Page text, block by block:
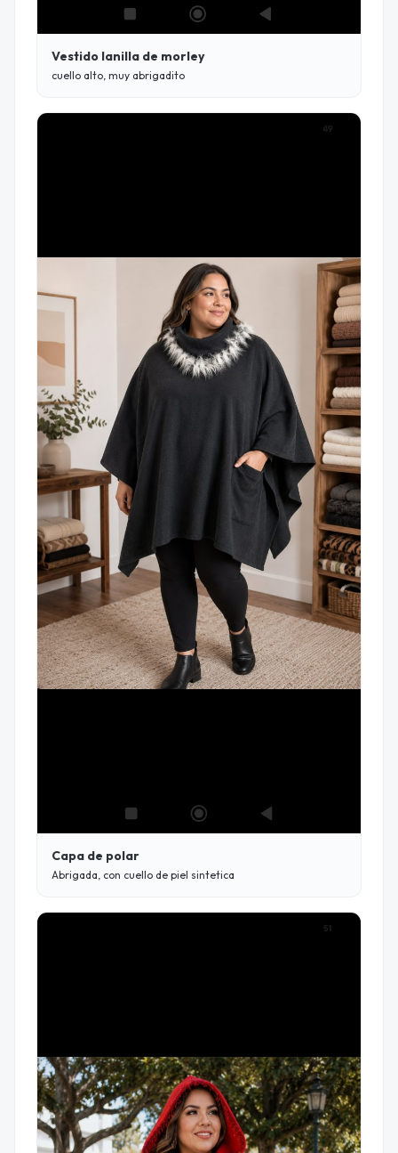
Vestido lanilla de morley
cuello alto, muy abrigadito
Capa de polar
Abrigada, con cuello de piel sintetica